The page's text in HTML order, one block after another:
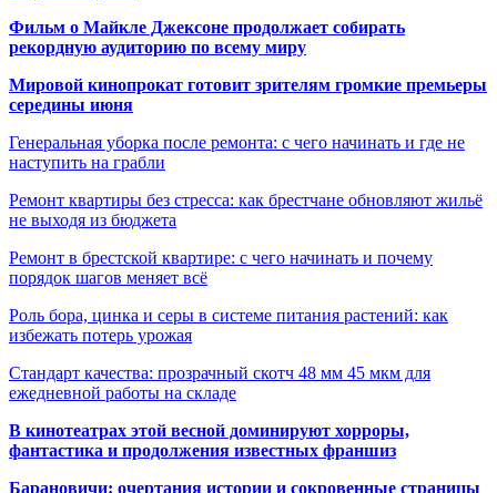
Фильм о Майкле Джексоне продолжает собирать
рекордную аудиторию по всему миру
Мировой кинопрокат готовит зрителям громкие премьеры
середины июня
Генеральная уборка после ремонта: с чего начинать и где не
наступить на грабли
Ремонт квартиры без стресса: как брестчане обновляют жильё
не выходя из бюджета
Ремонт в брестской квартире: с чего начинать и почему
порядок шагов меняет всё
Роль бора, цинка и серы в системе питания растений: как
избежать потерь урожая
Стандарт качества: прозрачный скотч 48 мм 45 мкм для
ежедневной работы на складе
В кинотеатрах этой весной доминируют хорроры,
фантастика и продолжения известных франшиз
Барановичи: очертания истории и сокровенные страницы